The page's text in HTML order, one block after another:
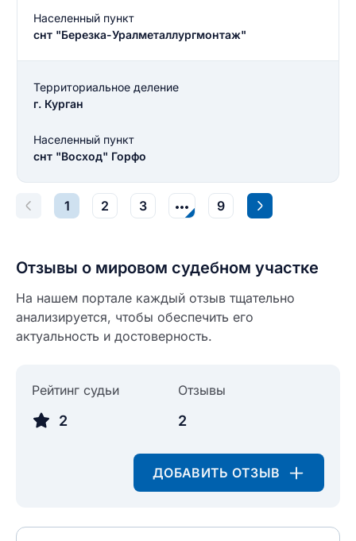
Населенный пункт
снт "Березка-Уралметаллургмонтаж"
Территориальное деление
г. Курган
Населенный пункт
снт "Восход" Горфо
1 2 3 9
Отзывы о мировом судебном участке
На нашем портале каждый отзыв тщательно
анализируется, чтобы обеспечить его
актуальность и достоверность.
Рейтинг судьи
2
Отзывы
2
ДОБАВИТЬ ОТЗЫВ
Текст отзыва
0/500
Как вы оцените судебный участок?
разрешить публикацию отзыва
ОСТАВИТЬ ОТЗЫВ
Введите свой номер телефона
Ответ на отзыв
разрешить публикацию отзыва
ОСТАВИТЬ ОТЗЫВ
Название населенного пункта
НАЙТИ МЕНЯ
ЗАКРЫТЬ СОХРАНИТЬ